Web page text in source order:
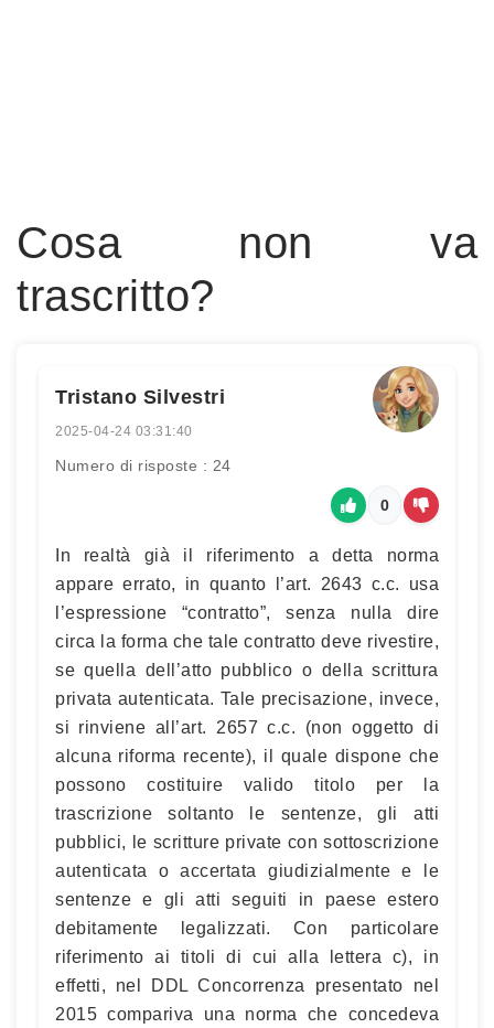
Cosa non va
trascritto?
Tristano Silvestri
2025-04-24 03:31:40
Numero di risposte : 24
0
In realtà già il riferimento a detta norma
appare errato, in quanto l’art. 2643 c.c. usa
l’espressione “contratto”, senza nulla dire
circa la forma che tale contratto deve rivestire,
se quella dell’atto pubblico o della scrittura
privata autenticata. Tale precisazione, invece,
si rinviene all’art. 2657 c.c. (non oggetto di
alcuna riforma recente), il quale dispone che
possono costituire valido titolo per la
trascrizione soltanto le sentenze, gli atti
pubblici, le scritture private con sottoscrizione
autenticata o accertata giudizialmente e le
sentenze e gli atti seguiti in paese estero
debitamente legalizzati. Con particolare
riferimento ai titoli di cui alla lettera c), in
effetti, nel DDL Concorrenza presentato nel
2015 compariva una norma che concedeva